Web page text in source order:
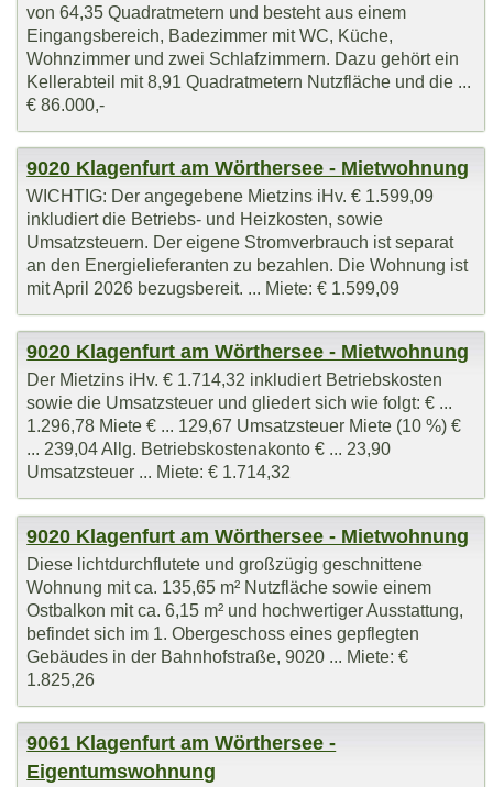
von 64,35 Quadratmetern und besteht aus einem
Eingangsbereich, Badezimmer mit WC, Küche,
Wohnzimmer und zwei Schlafzimmern. Dazu gehört ein
Kellerabteil mit 8,91 Quadratmetern Nutzfläche und die ...
€ 86.000,-
9020 Klagenfurt am Wörthersee - Mietwohnung
WICHTIG: Der angegebene Mietzins iHv. € 1.599,09
inkludiert die Betriebs- und Heizkosten, sowie
Umsatzsteuern. Der eigene Stromverbrauch ist separat
an den Energielieferanten zu bezahlen. Die Wohnung ist
mit April 2026 bezugsbereit. ... Miete: € 1.599,09
9020 Klagenfurt am Wörthersee - Mietwohnung
Der Mietzins iHv. € 1.714,32 inkludiert Betriebskosten
sowie die Umsatzsteuer und gliedert sich wie folgt: € ...
1.296,78 Miete € ... 129,67 Umsatzsteuer Miete (10 %) €
... 239,04 Allg. Betriebskostenakonto € ... 23,90
Umsatzsteuer ... Miete: € 1.714,32
9020 Klagenfurt am Wörthersee - Mietwohnung
Diese lichtdurchflutete und großzügig geschnittene
Wohnung mit ca. 135,65 m² Nutzfläche sowie einem
Ostbalkon mit ca. 6,15 m² und hochwertiger Ausstattung,
befindet sich im 1. Obergeschoss eines gepflegten
Gebäudes in der Bahnhofstraße, 9020 ... Miete: €
1.825,26
9061 Klagenfurt am Wörthersee -
Eigentumswohnung